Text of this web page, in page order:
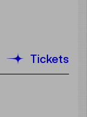
Tickets